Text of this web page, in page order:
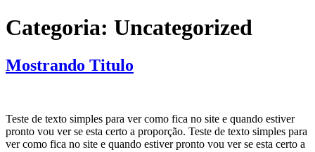
Ir
para
conteúdo
Categoria: Uncategorized
Mostrando Titulo
Teste de texto simples para ver como fica no site e quando estiver
pronto vou ver se esta certo a proporção. Teste de texto simples para
ver como fica no site e quando estiver pronto vou ver se esta certo a